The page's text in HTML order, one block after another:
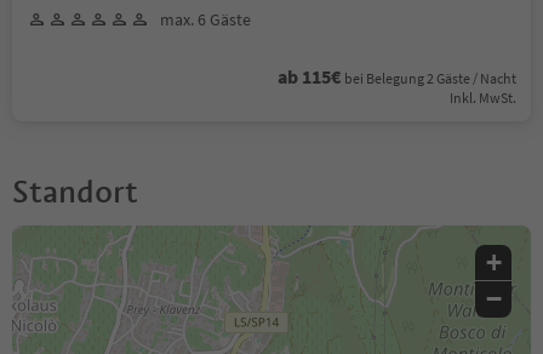
max. 6 Gäste
ab 115€ bei Belegung 2 Gäste / Nacht
Inkl. MwSt.
Standort
+
−